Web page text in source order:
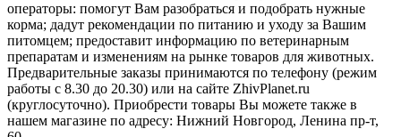
операторы: помогут Вам разобраться и подобрать нужные
корма; дадут рекомендации по питанию и уходу за Вашим
питомцем; предоставит информацию по ветеринарным
препаратам и изменениям на рынке товаров для животных.
Предварительные заказы принимаются по телефону (режим
работы с 8.30 до 20.30) или на сайте ZhivPlanet.ru
(круглосуточно). Приобрести товары Вы можете также в
нашем магазине по адресу: Нижний Новгород, Ленина пр-т,